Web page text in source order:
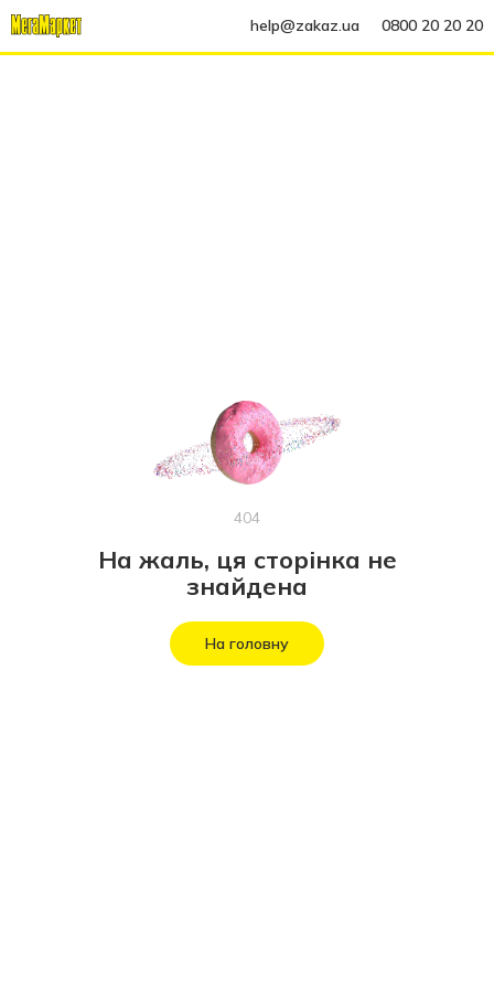
help@zakaz.ua 0800 20 20 20
404
На жаль, ця сторінка не
знайдена
На головну